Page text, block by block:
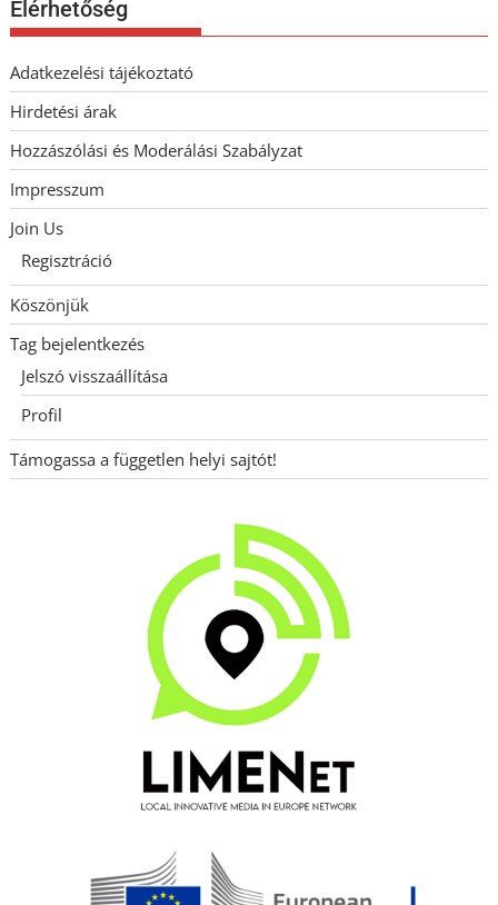
Elérhetőség
Adatkezelési tájékoztató
Hirdetési árak
Hozzászólási és Moderálási Szabályzat
Impresszum
Join Us
Regisztráció
Köszönjük
Tag bejelentkezés
Jelszó visszaállítása
Profil
Támogassa a független helyi sajtót!